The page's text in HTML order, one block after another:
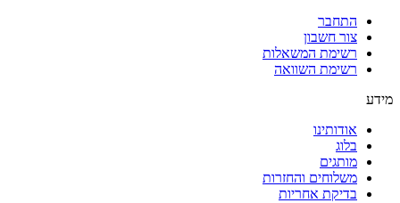
התחבר
צור חשבון
רשימת המשאלות
רשימת השוואה
מידע
אודותינו
בלוג
מותגים
משלוחים והחזרות
בדיקת אחריות